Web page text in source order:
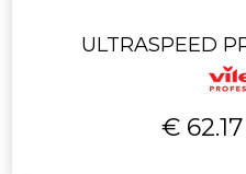
ULTRASPEED
€ 62.17